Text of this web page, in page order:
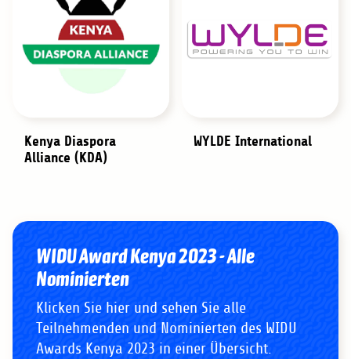
Kenya Diaspora
Alliance (KDA)
WYLDE International
WIDU Award Kenya 2023 - Alle
Nominierten
Klicken Sie hier und sehen Sie alle
Teilnehmenden und Nominierten des WIDU
Awards Kenya 2023 in einer Übersicht.